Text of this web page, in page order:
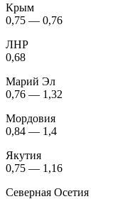
Крым
0,75 — 0,76
ЛНР
0,68
Марий Эл
0,76 — 1,32
Мордовия
0,84 — 1,4
Якутия
0,75 — 1,16
Северная Осетия